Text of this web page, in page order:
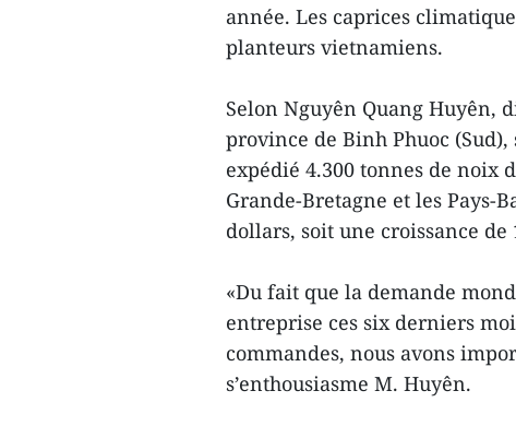
année. Les caprices
planteurs vietnamiens.
Selon Nguyên Quang Huyên,
province de Binh Phuoc
expédié 4.300 tonnes de noix
Grande-Bretagne et les Pays-
dollars, soit une croissance
«Du fait que la demande
entreprise ces six derniers
commandes, nous avons
s’enthousiasme M. Huyên.